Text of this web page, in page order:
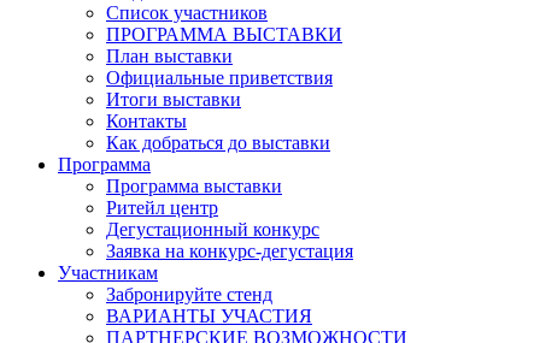
Список участников
ПРОГРАММА ВЫСТАВКИ
План выставки
Официальные приветствия
Итоги выставки
Контакты
Как добраться до выставки
Программа
Программа выставки
Ритейл центр
Дегустационный конкурс
Заявка на конкурс-дегустация
Участникам
Забронируйте стенд
ВАРИАНТЫ УЧАСТИЯ
ПАРТНЕРСКИЕ ВОЗМОЖНОСТИ